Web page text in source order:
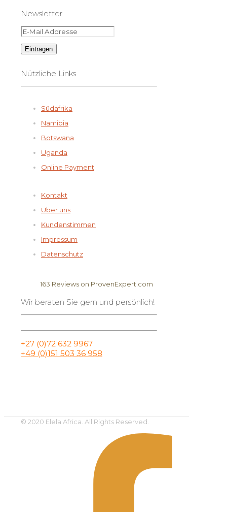
Newsletter
Nützliche Links
Südafrika
Namibia
Botswana
Uganda
Online Payment
Kontakt
Über uns
Kundenstimmen
Impressum
Datenschutz
Elela Africa
163 Reviews on ProvenExpert.com
Wir beraten Sie gern und persönlich!
+27 (0)72 632 9967
+49 (0)151 503 36 958
© 2020 Elela Africa. All Rights Reserved.